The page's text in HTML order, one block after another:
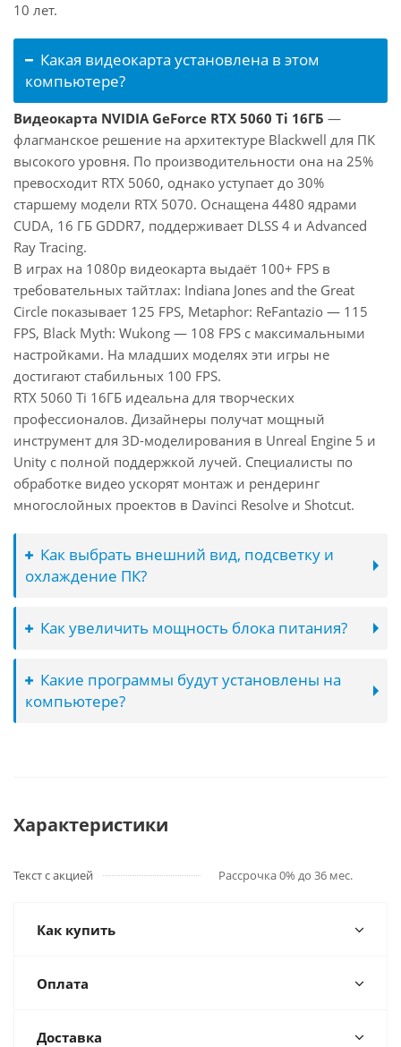
10 лет.
Какая видеокарта установлена в этом
компьютере?
Видеокарта NVIDIA GeForce RTX 5060 Ti 16ГБ —
флагманское решение на архитектуре Blackwell для ПК
высокого уровня. По производительности она на 25%
превосходит RTX 5060, однако уступает до 30%
старшему модели RTX 5070. Оснащена 4480 ядрами
CUDA, 16 ГБ GDDR7, поддерживает DLSS 4 и Advanced
Ray Tracing.
В играх на 1080p видеокарта выдаёт 100+ FPS в
требовательных тайтлах: Indiana Jones and the Great
Circle показывает 125 FPS, Metaphor: ReFantazio — 115
FPS, Black Myth: Wukong — 108 FPS с максимальными
настройками. На младших моделях эти игры не
достигают стабильных 100 FPS.
RTX 5060 Ti 16ГБ идеальна для творческих
профессионалов. Дизайнеры получат мощный
инструмент для 3D-моделирования в Unreal Engine 5 и
Unity с полной поддержкой лучей. Специалисты по
обработке видео ускорят монтаж и рендеринг
многослойных проектов в Davinci Resolve и Shotcut.
Как выбрать внешний вид, подсветку и
охлаждение ПК?
Как увеличить мощность блока питания?
Какие программы будут установлены на
компьютере?
Характеристики
Текст с акцией Рассрочка 0% до 36 мес.
Как купить
Оплата
Доставка